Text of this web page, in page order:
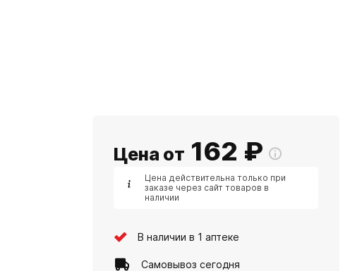
Цена от 162 ₽
Цена действительна только при
заказе через сайт товаров в
наличии
В наличии в 1 аптеке
Самовывоз сегодня